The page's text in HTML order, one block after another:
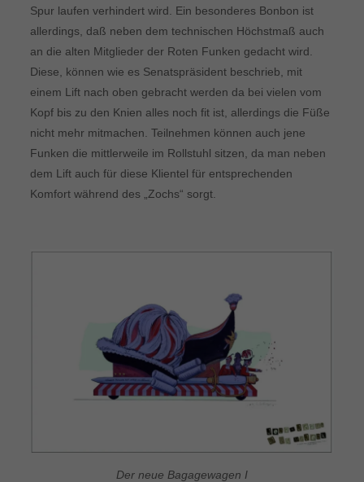
Spur laufen verhindert wird. Ein besonderes Bonbon ist
allerdings, daß neben dem technischen Höchstmaß auch
an die alten Mitglieder der Roten Funken gedacht wird.
Diese, können wie es Senatspräsident beschrieb, mit
einem Lift nach oben gebracht werden da bei vielen vom
Kopf bis zu den Knien alles noch fit ist, allerdings die Füße
nicht mehr mitmachen. Teilnehmen können auch jene
Funken die mittlerweile im Rollstuhl sitzen, da man neben
dem Lift auch für diese Klientel für entsprechenden
Komfort während des „Zochs“ sorgt.
Der neue Bagagewagen I